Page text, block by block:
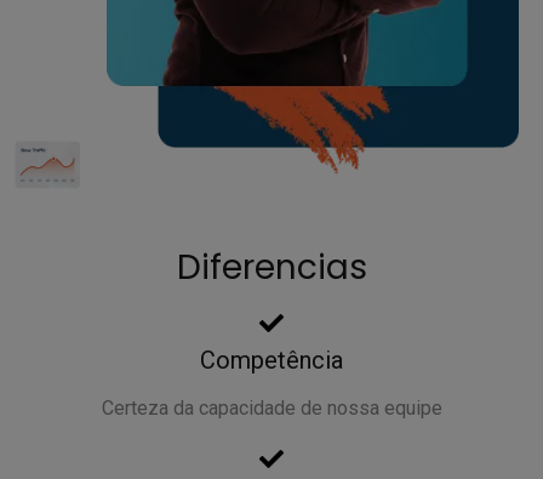
Diferencias
Competência
Certeza da capacidade de nossa equipe